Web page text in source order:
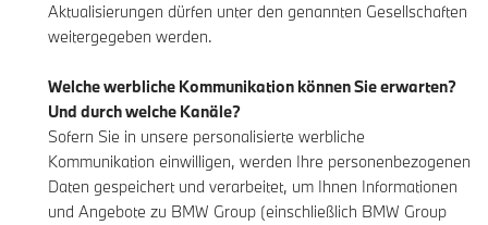
Aktualisierungen dürfen unter den genannten Gesellschaften
weitergegeben werden.
Welche werbliche Kommunikation können Sie erwarten?
Und durch welche Kanäle?
Sofern Sie in unsere personalisierte werbliche
Kommunikation einwilligen, werden Ihre personenbezogenen
Daten gespeichert und verarbeitet, um Ihnen Informationen
und Angebote zu BMW Group (einschließlich BMW Group